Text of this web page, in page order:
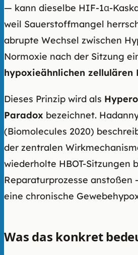
— kann dieselbe HIF-1α-
weil Sauerstoffmangel
abrupte Wechsel zwischen
Normoxie nach der Sitzung
hypoxieähnlichen zellulären
Dieses Prinzip wird als
Paradox bezeichnet.
(Biomolecules 2020)
der zentralen
wiederholte HBOT-Sitzungen
Reparaturprozesse anstoßen
eine chronische
Was das konkret